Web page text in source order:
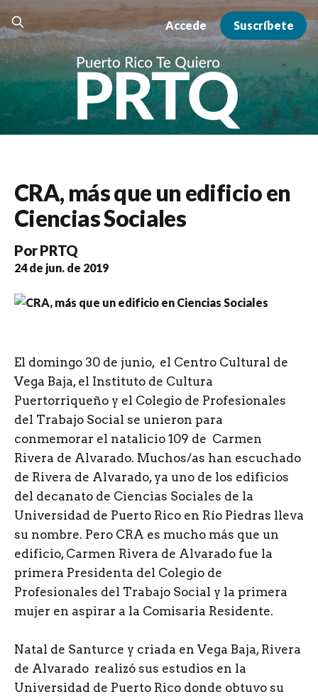
Accede Suscríbete
CRA, más que un edificio en
Ciencias Sociales
PorPRTQ
24 de jun. de 2019
El domingo 30 de junio, el Centro Cultural de
Vega Baja, el Instituto de Cultura
Puertorriqueño y el Colegio de Profesionales
del Trabajo Social se unieron para
conmemorar el natalicio 109 de Carmen
Rivera de Alvarado. Muchos/as han escuchado
de Rivera de Alvarado, ya uno de los edificios
del decanato de Ciencias Sociales de la
Universidad de Puerto Rico en Río Piedras lleva
su nombre. Pero CRA es mucho más que un
edificio, Carmen Rivera de Alvarado fue la
primera Presidenta del Colegio de
Profesionales del Trabajo Social y la primera
mujer en aspirar a la Comisaria Residente.
Natal de Santurce y criada en Vega Baja, Rivera
de Alvarado realizó sus estudios en la
Universidad de Puerto Rico donde obtuvo su